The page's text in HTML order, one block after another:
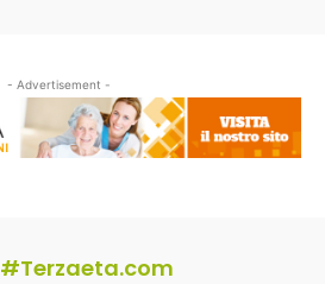
- Advertisement -
#Terzaeta.com